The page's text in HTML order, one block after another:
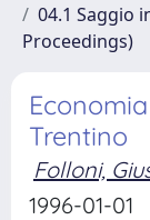
04.1 Saggio
Proceedings)
Trentino
Folloni,
1996-01-01